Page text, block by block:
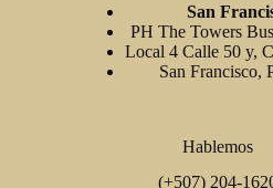
San
PH The Towers
Local 4 Calle 50 y,
San Francisco,
Hablemos
(+507) 204-